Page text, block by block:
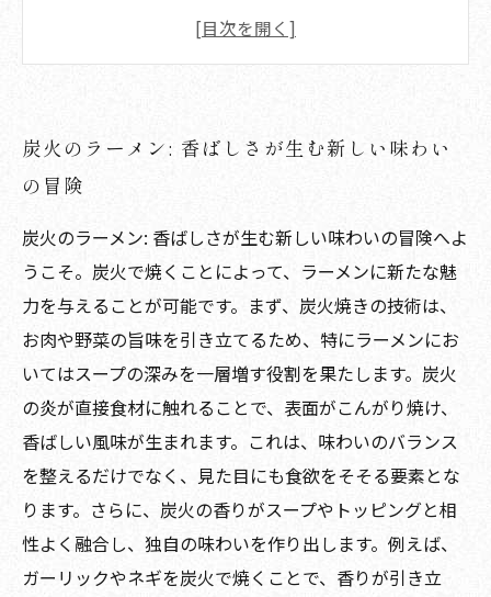
ラーメンの秘密: 炭火で引き立つ旨味の深層
炭火の香りに包まれて: ラーメンがさらに美味し
くなる理由
ラーメン職人の技: 炭火焼きの極意を学ぶ旅
炭火のラーメン: 香ばしさが生む新しい味わい
の冒険
炭火のラーメン: 香ばしさが生む新しい味わいの冒険へよ
うこそ。炭火で焼くことによって、ラーメンに新たな魅
力を与えることが可能です。まず、炭火焼きの技術は、
お肉や野菜の旨味を引き立てるため、特にラーメンにお
いてはスープの深みを一層増す役割を果たします。炭火
の炎が直接食材に触れることで、表面がこんがり焼け、
香ばしい風味が生まれます。これは、味わいのバランス
を整えるだけでなく、見た目にも食欲をそそる要素とな
ります。さらに、炭火の香りがスープやトッピングと相
性よく融合し、独自の味わいを作り出します。例えば、
ガーリックやネギを炭火で焼くことで、香りが引き立